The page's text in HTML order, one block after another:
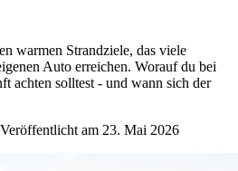
warmen Strandziele, das viele
Auto erreichen. Worauf du bei
achten solltest - und wann sich der
Veröffentlicht am 23. Mai 2026